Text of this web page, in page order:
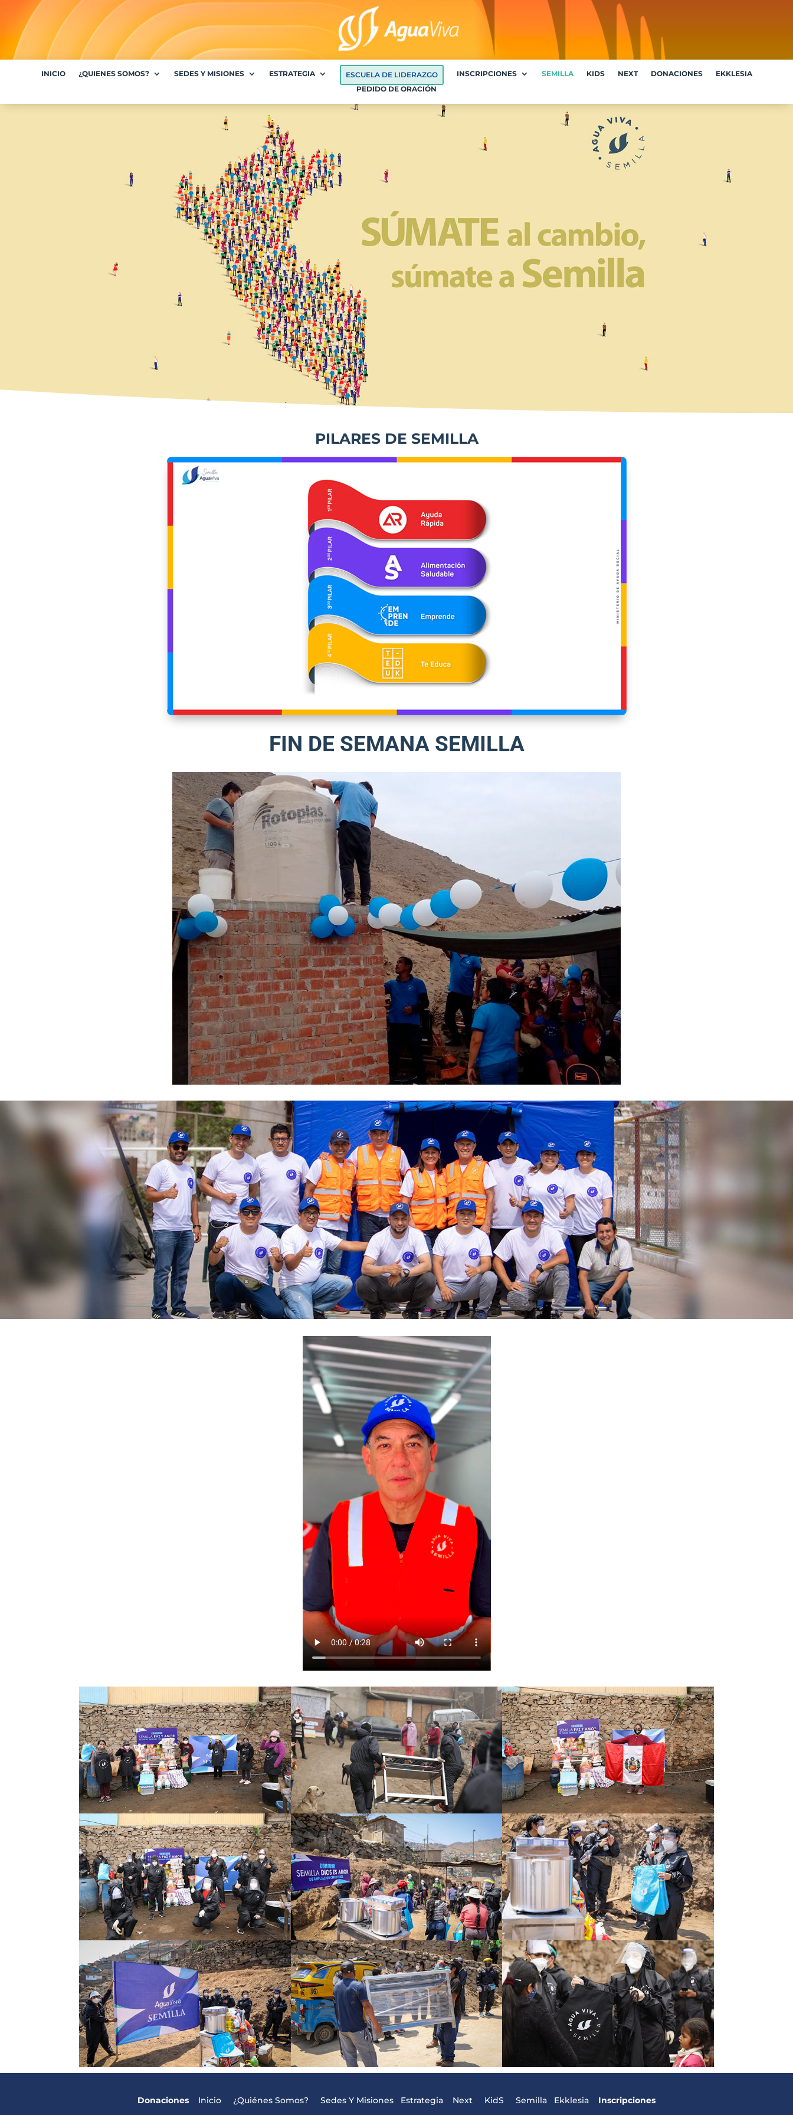
INICIO ¿QUIENES SOMOS? SEDES Y MISIONES ESTRATEGIA ESCUELA DE LIDERAZGO INSCRIPCIONES SEMILLA KIDS NEXT DONACIONES
EKKLESIA
PEDIDO DE ORACIÓN
PILARES DE SEMILLA
FIN DE SEMANA SEMILLA
Donaciones Inicio ¿Quiénes Somos? Sedes Y Misiones Estrategia Next KidS Semilla Ekklesia Inscripciones